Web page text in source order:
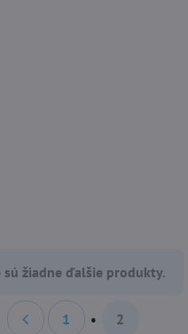
sú žiadne ďalšie produkty.
1 2